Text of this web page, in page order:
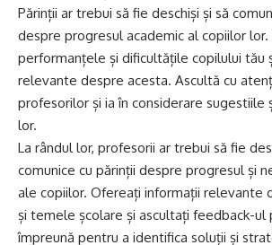
Părinții ar trebui să fie deschiși și să
despre progresul academic al copiilor
performanțele și dificultățile copilului tău
relevante despre acesta. Ascultă cu
profesorilor și ia în considerare sugestiile
lor.
La rândul lor, profesorii ar trebui să fie
comunice cu părinții despre progresul și
ale copiilor. Ofereați informații relevante
și temele școlare și ascultați feedback-ul
împreună pentru a identifica soluții și